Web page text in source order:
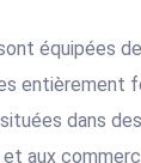
équipées
entièrement
dans
aux